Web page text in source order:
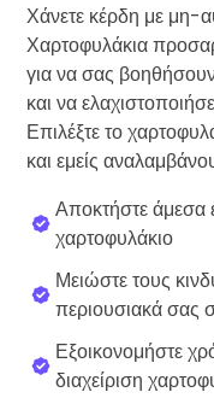
Πορτοφόλι του
Ένα ασφαλές και
Εξερεύνηση
Βρες τη δική σου
KriptoEarn
Κερδίστε
Χρηματοκιβώτιο
Αποταμιεύστε
Επαναλαμβανόμενη
Τακτικές
Ειδοποιήσεις Τιμών
Χάνετε κέρδη με μη-
Χαρτοφυλάκια
για να σας
και να
Επιλέξτε το
και εμείς
Αποκτήστε άμεσα
χαρτοφυλάκιο
Μειώστε τους
περιουσιακά σας
Εξοικονομήστε
διαχείριση